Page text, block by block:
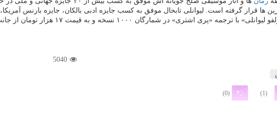
ها قرار گرفته است. لیوانلی تابحال موفق به كسب جایزه ادبی بالكان، جایزه بارنس آمریكا،
5040
(1)
(0)